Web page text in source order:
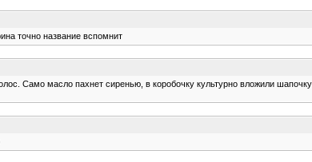
точно название вспомнит
Само масло пахнет сиренью, в коробочку культурно вложили